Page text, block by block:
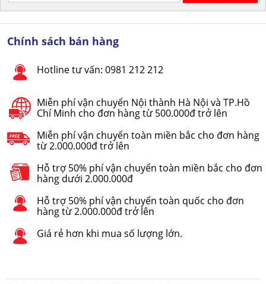
Chính sách bán hàng
Hotline tư vấn: 0981 212 212
Miễn phí vận chuyển Nội thành Hà Nội và TP.Hồ
Chí Minh cho đơn hàng từ 500.000đ trở lên
Miễn phí vận chuyển toàn miền bắc cho đơn hàng
từ 2.000.000đ trở lên
Hỗ trợ 50% phí vận chuyển toàn miền bắc cho đơn
hàng dưới 2.000.000đ
Hỗ trợ 50% phí vận chuyển toàn quốc cho đơn
hàng từ 2.000.000đ trở lên
Giá rẻ hơn khi mua số lượng lớn.